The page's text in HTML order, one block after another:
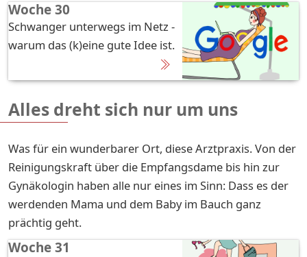
Woche 30
Schwanger unterwegs im Netz -
warum das (k)eine gute Idee ist.
Alles dreht sich nur um uns
Was für ein wunderbarer Ort, diese Arztpraxis. Von der
Reinigungskraft über die Empfangsdame bis hin zur
Gynäkologin haben alle nur eines im Sinn: Dass es der
werdenden Mama und dem Baby im Bauch ganz
prächtig geht.
Woche 31